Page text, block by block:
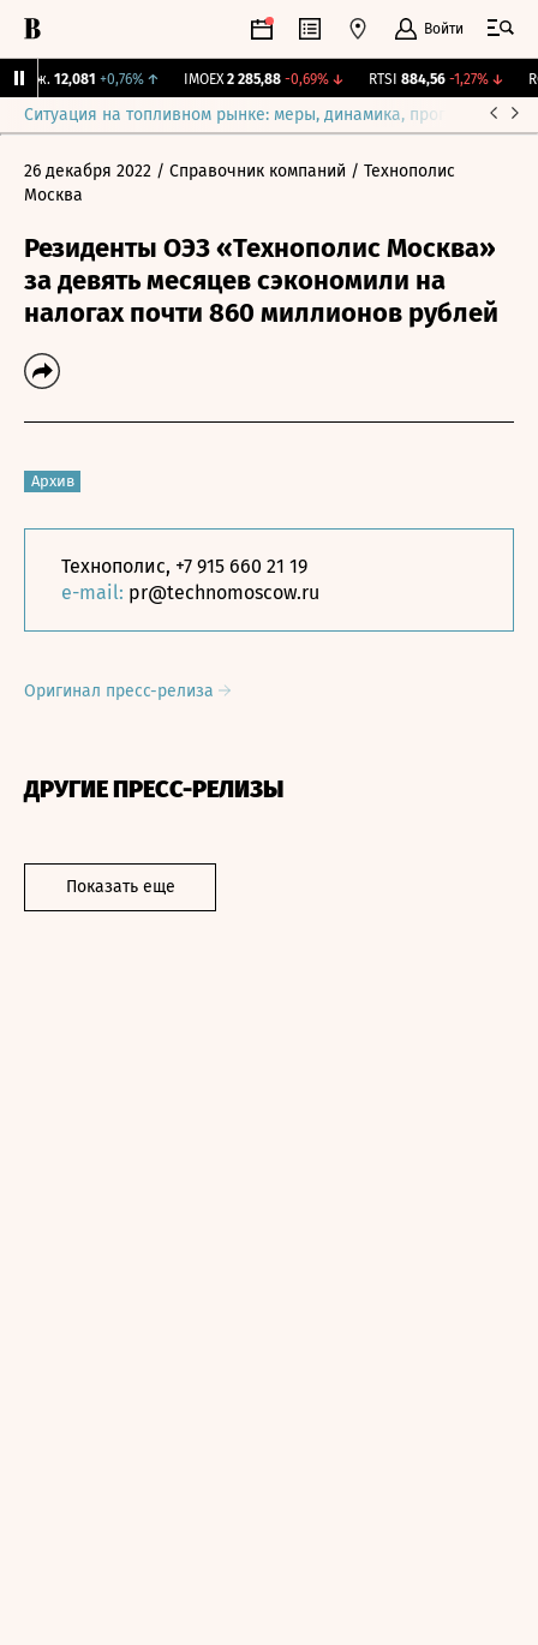
Войти
12,081 +0,76%↑ IMOEX 2 285,88 -0,69%↓ RTSI 884,56 -1,27%↓
Ситуация на топливном рынке: меры, динамика, прогнозы
26 декабря 2022 / Справочник компаний / Технополис
Москва
Резиденты ОЭЗ «Технополис Москва»
за девять месяцев сэкономили на
налогах почти 860 миллионов рублей
Архив
Технополис, +7 915 660 21 19
e-mail: pr@technomoscow.ru
Оригинал пресс-релиза
ДРУГИЕ ПРЕСС-РЕЛИЗЫ
Показать еще